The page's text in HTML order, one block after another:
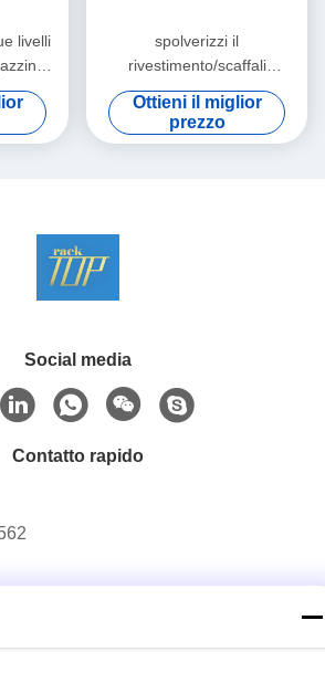
livelli
spolverizzi il
rivestimento/scaffali
resistenti finiti galvanizzati di
stoccaggio della fabbrica
della scaffalatura
Ottieni il miglior
prezzo
Social media
Contatto rapido